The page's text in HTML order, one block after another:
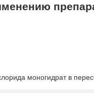
моногидрат в